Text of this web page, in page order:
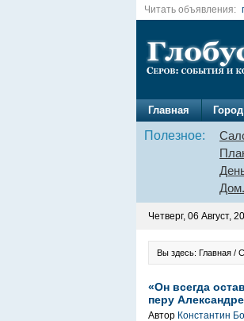
Читать объявления:
Главная Город
Полезное:
Четверг, 06 Август,
Вы здесь: Главная /
«Он всегда
перу
Автор Константин